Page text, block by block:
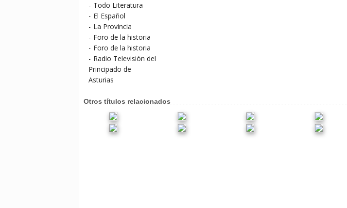
- Todo Literatura
- El Español
- La Provincia
- Foro de la historia
- Foro de la historia
- Radio Televisión del
Principado de
Asturias
Otros títulos relacionados